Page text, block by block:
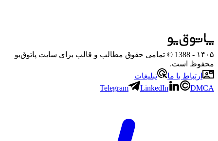
۱۴۰۵
- 1388 © تمامی حقوق مطالب و قالب برای سایت پاتوق‌یو
محفوظ است.
ارتباط با ما
تبلیغات
Telegram
LinkedIn DMCA